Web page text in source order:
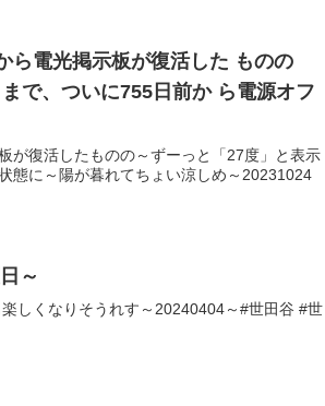
ら電光掲示板が復活した ものの
で、ついに755日前か ら電源オフ
が復活したものの～ずーっと「27度」と表示
態に～陽が暮れてちょい涼しめ～20231024
～
しくなりそうれす～20240404～#世田谷 #世